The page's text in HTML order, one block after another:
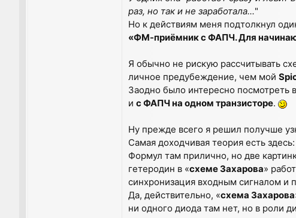
раз, но так и не заработала..."
Но к действиям меня подтолкнул
«ФМ-приёмник с ФАПЧ. Для
Я обычно не рискую рассчитывать
личное предубеждение, чем мой
Заодно было интересно посмотреть
и с ФАПЧ на одном транзисторе.
Ну прежде всего я решил получше
Самая доходчивая теория есть здесь:
Формул там прилично, но две
гетеродин в «схеме Захарова»
синхронизация входным сигналом и
Да, действительно, «схема Захарова
ни одного диода там нет, но в роли